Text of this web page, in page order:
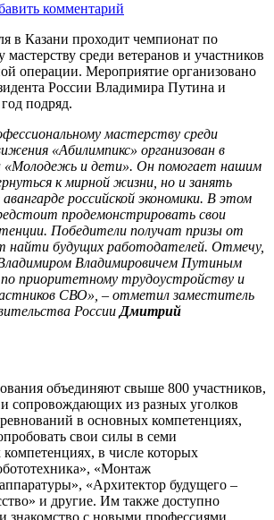
комментарий
в Казани проходит чемпионат по
среди ветеранов и участников
операции. Мероприятие организовано
России Владимира Путина и
подряд.
мастерству среди
«Абилимпикс» организован в
«Молодежь и дети». Он помогает нашим
к мирной жизни, но и занять
российской экономики. В этом
продемонстрировать свои
Победители получат призы от
найти будущих работодателей. Отмечу,
Владимировичем Путиным
по приоритетному трудоустройству и
СВО», – отметил заместитель
России Дмитрий
объединяют свыше 800 участников,
сопровождающих из разных уголков
в основных компетенциях,
свои силы в семи
в числе которых
«Монтаж
«Архитектор будущего –
и другие. Им также доступно